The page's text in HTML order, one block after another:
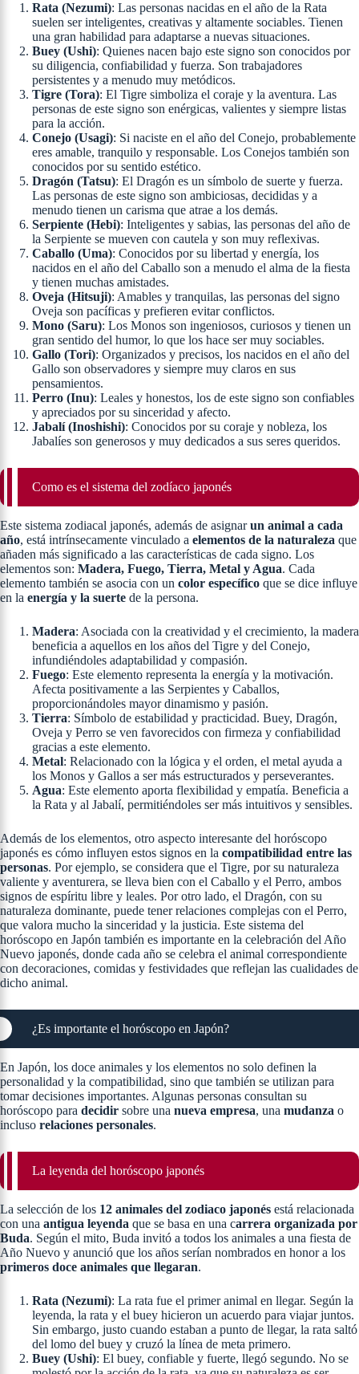
Rata (Nezumi): Las personas nacidas en el año de la Rata
suelen ser inteligentes, creativas y altamente sociables. Tienen
una gran habilidad para adaptarse a nuevas situaciones.
Buey (Ushi): Quienes nacen bajo este signo son conocidos por
su diligencia, confiabilidad y fuerza. Son trabajadores
persistentes y a menudo muy metódicos.
Tigre (Tora): El Tigre simboliza el coraje y la aventura. Las
personas de este signo son enérgicas, valientes y siempre listas
para la acción.
Conejo (Usagi): Si naciste en el año del Conejo, probablemente
eres amable, tranquilo y responsable. Los Conejos también son
conocidos por su sentido estético.
Dragón (Tatsu): El Dragón es un símbolo de suerte y fuerza.
Las personas de este signo son ambiciosas, decididas y a
menudo tienen un carisma que atrae a los demás.
Serpiente (Hebi): Inteligentes y sabias, las personas del año de
la Serpiente se mueven con cautela y son muy reflexivas.
Caballo (Uma): Conocidos por su libertad y energía, los
nacidos en el año del Caballo son a menudo el alma de la fiesta
y tienen muchas amistades.
Oveja (Hitsuji): Amables y tranquilas, las personas del signo
Oveja son pacíficas y prefieren evitar conflictos.
Mono (Saru): Los Monos son ingeniosos, curiosos y tienen un
gran sentido del humor, lo que los hace ser muy sociables.
Gallo (Tori): Organizados y precisos, los nacidos en el año del
Gallo son observadores y siempre muy claros en sus
pensamientos.
Perro (Inu): Leales y honestos, los de este signo son confiables
y apreciados por su sinceridad y afecto.
Jabalí (Inoshishi): Conocidos por su coraje y nobleza, los
Jabalíes son generosos y muy dedicados a sus seres queridos.
Como es el sistema del zodíaco japonés
Este sistema zodiacal japonés, además de asignarun animal a cada
año, está intrínsecamente vinculado a elementos de la naturaleza que
añaden más significado a las características de cada signo. Los
elementos son: Madera, Fuego, Tierra, Metal y Agua. Cada
elemento también se asocia con un color específico que se dice influye
en la energía y la suerte de la persona.
Madera: Asociada con la creatividad y el crecimiento, la madera
beneficia a aquellos en los años del Tigre y del Conejo,
infundiéndoles adaptabilidad y compasión.
Fuego: Este elemento representa la energía y la motivación.
Afecta positivamente a las Serpientes y Caballos,
proporcionándoles mayor dinamismo y pasión.
Tierra: Símbolo de estabilidad y practicidad. Buey, Dragón,
Oveja y Perro se ven favorecidos con firmeza y confiabilidad
gracias a este elemento.
Metal: Relacionado con la lógica y el orden, el metal ayuda a
los Monos y Gallos a ser más estructurados y perseverantes.
Agua: Este elemento aporta flexibilidad y empatía. Beneficia a
la Rata y al Jabalí, permitiéndoles ser más intuitivos y sensibles.
Además de los elementos, otro aspecto interesante del horóscopo
japonés es cómo influyen estos signos en la compatibilidad entre las
personas. Por ejemplo, se considera que el Tigre, por su naturaleza
valiente y aventurera, se lleva bien con el Caballo y el Perro, ambos
signos de espíritu libre y leales. Por otro lado, el Dragón, con su
naturaleza dominante, puede tener relaciones complejas con el Perro,
que valora mucho la sinceridad y la justicia. Este sistema del
horóscopo en Japón también es importante en la celebración del Año
Nuevo japonés, donde cada año se celebra el animal correspondiente
con decoraciones, comidas y festividades que reflejan las cualidades de
dicho animal.
¿Es importante el horóscopo en Japón?
En Japón, los doce animales y los elementos no solo definen la
personalidad y la compatibilidad, sino que también se utilizan para
tomar decisiones importantes. Algunas personas consultan su
horóscopo para decidir sobre una nueva empresa, una mudanza o
incluso relaciones personales.
La leyenda del horóscopo japonés
La selección de los 12 animales del zodiaco japonés está relacionada
con una antigua leyenda que se basa en una carrera organizada por
Buda. Según el mito, Buda invitó a todos los animales a una fiesta de
Año Nuevo y anunció que los años serían nombrados en honor a los
primeros doce animales que llegaran.
Rata (Nezumi): La rata fue el primer animal en llegar. Según la
leyenda, la rata y el buey hicieron un acuerdo para viajar juntos.
Sin embargo, justo cuando estaban a punto de llegar, la rata saltó
del lomo del buey y cruzó la línea de meta primero.
Buey (Ushi): El buey, confiable y fuerte, llegó segundo. No se